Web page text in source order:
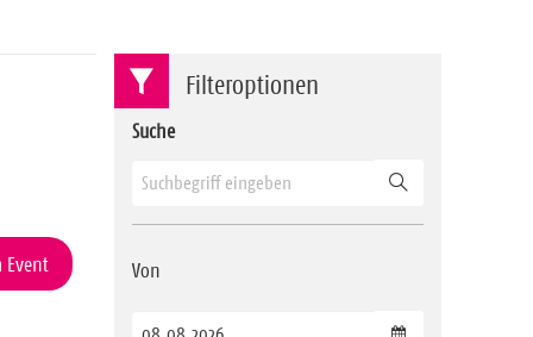
Event
Filteroptionen
Suche
Von